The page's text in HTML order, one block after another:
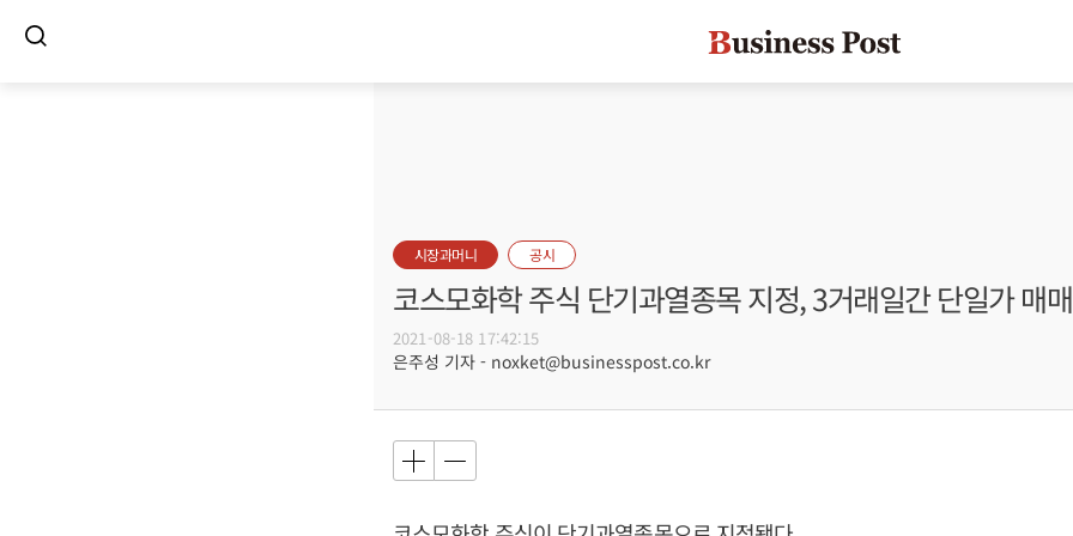
시장과머니 공시
코스모화학 주식 단기과열종목 지정, 3거래일간 단일가 매매
2021-08-18 17:42:15
은주성 기자 - noxket@businesspost.co.kr